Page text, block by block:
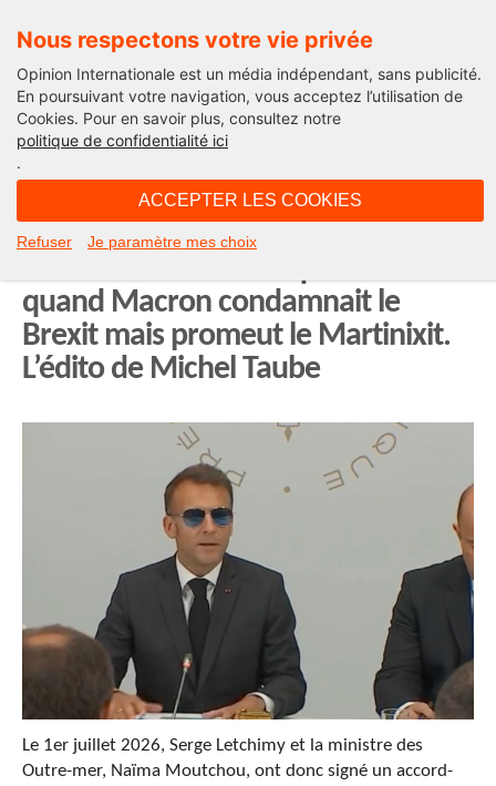
Nous respectons votre vie privée
Opinion Internationale est un média indépendant, sans publicité.
En poursuivant votre navigation, vous acceptez l’utilisation de
Cookies. Pour en savoir plus, consultez notre
politique de confidentialité ici
.
ACCEPTER LES COOKIES
Refuser Je paramètre mes choix
Opinion Outre-Mer
Autonomie des Outre-mer et
quand Macron condamnait le
Brexit mais promeut le Martinixit.
L’édito de Michel Taube
Le 1er juillet 2026, Serge Letchimy et la ministre des
Outre-mer, Naïma Moutchou, ont donc signé un accord-